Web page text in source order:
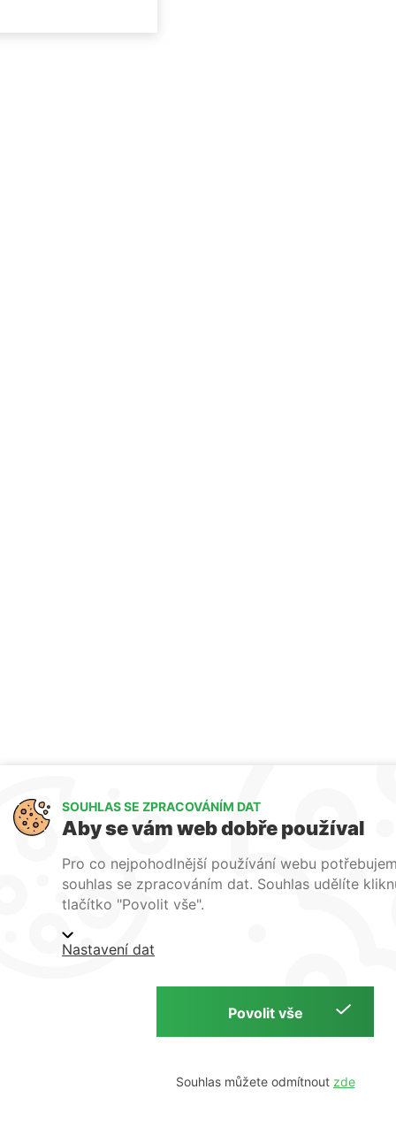
SOUHLAS SE ZPRACOVÁNÍM DAT
Aby se vám web dobře používal
Pro co nejpohodlnější používání webu
souhlas se zpracováním dat. Souhlas udělíte
tlačítko "Povolit vše".
Nastavení dat
Souhlas můžete odmítnout